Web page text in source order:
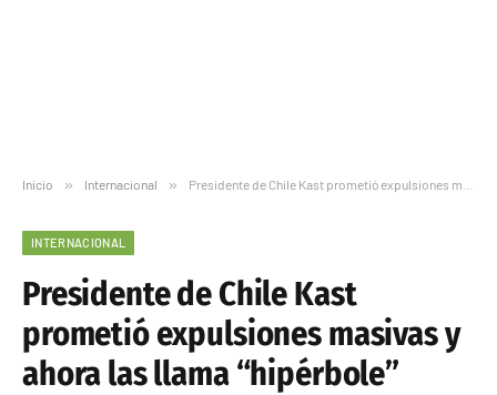
Inicio » Internacional » Presidente de Chile Kast prometió expulsiones masivas y ahora las llama “hipérbole”
INTERNACIONAL
Presidente de Chile Kast
prometió expulsiones masivas y
ahora las llama “hipérbole”